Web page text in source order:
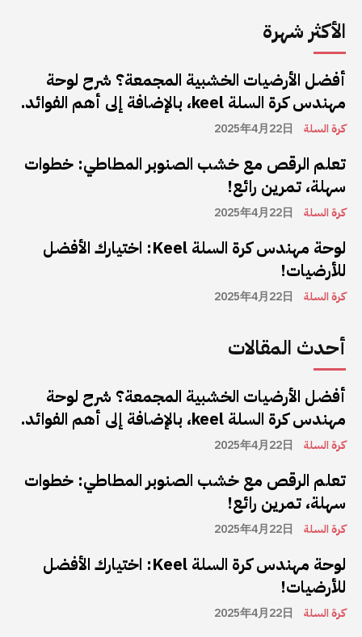
الأكثر شهرة
أفضل الأرضيات الخشبية المجمعة؟ شرح لوحة
مهندس كرة السلة keel، بالإضافة إلى أهم الفوائد.
كرة السلة 2025年4月22日
تعلم الرقص مع خشب الصنوبر المطاطي: خطوات
سهلة، تمرين رائع!
كرة السلة 2025年4月22日
لوحة مهندس كرة السلة Keel: اختيارك الأفضل
للأرضيات!
كرة السلة 2025年4月22日
أحدث المقالات
أفضل الأرضيات الخشبية المجمعة؟ شرح لوحة
مهندس كرة السلة keel، بالإضافة إلى أهم الفوائد.
كرة السلة 2025年4月22日
تعلم الرقص مع خشب الصنوبر المطاطي: خطوات
سهلة، تمرين رائع!
كرة السلة 2025年4月22日
لوحة مهندس كرة السلة Keel: اختيارك الأفضل
للأرضيات!
كرة السلة 2025年4月22日